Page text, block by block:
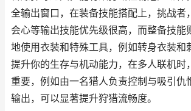
全输出窗口，在装备技能搭配上，挑战者
会心等输出技能优先级很高，而整备技能
地使用衣装和特殊工具，例如转身衣装和
提升你的生存与机动能力，在多人联机时
重要，例如由一名猎人负责控制与吸引仇
输出，可以显著提升狩猎流畅度。